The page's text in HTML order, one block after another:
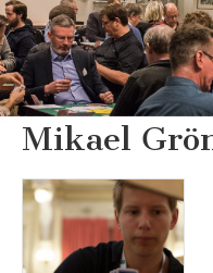
Mikael